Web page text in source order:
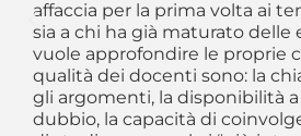
affaccia per la prima volta ai
sia a chi ha già maturato delle
vuole approfondire le proprie
qualità dei docenti sono: la
gli argomenti, la disponibilità
dubbio, la capacità di